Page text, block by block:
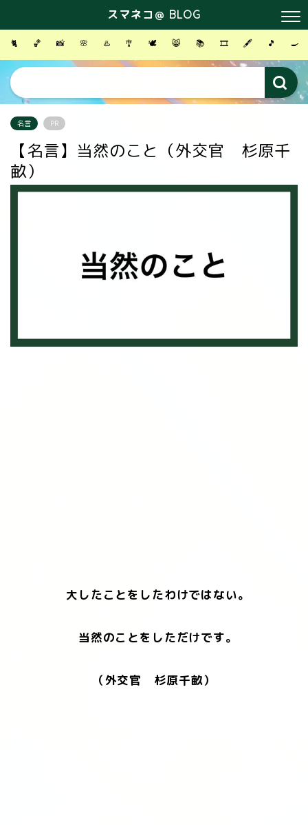
スマネコ＠ BLOG
🐈 🏀 📸 🌸 ♨️ 🎐 🕊 😸 📚 🎞 🖋 🎵 🍳
名言 PR
【名言】当然のこと（外交官 杉原千
畝）
大したことをしたわけではない。
当然のことをしただけです。
（外交官 杉原千畝）